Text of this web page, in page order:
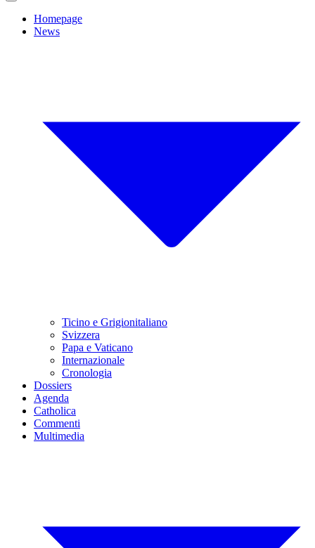
Homepage
News
Ticino e Grigionitaliano
Svizzera
Papa e Vaticano
Internazionale
Cronologia
Dossiers
Agenda
Catholica
Commenti
Multimedia